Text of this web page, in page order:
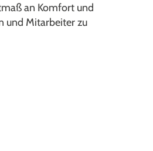
an Komfort und
und Mitarbeiter zu